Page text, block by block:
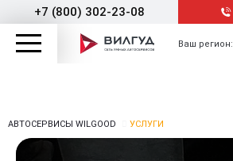
+7 (800) 302-23-08
Ваш регион:
АВТОСЕРВИСЫ WILGOOD УСЛУГИ